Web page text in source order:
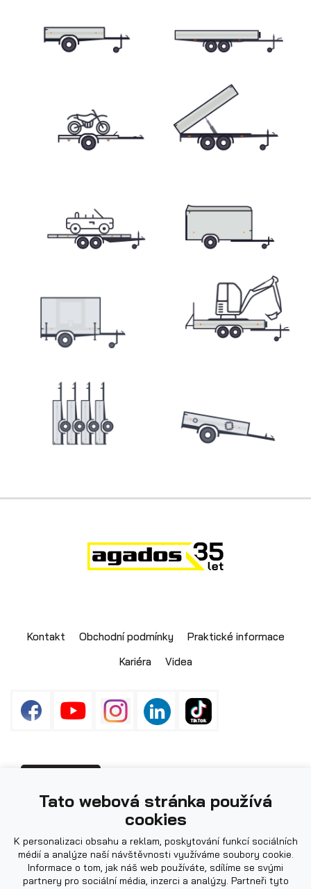
Přepravníky minibagrů
Kontakt Obchodní podmínky
Praktické informace
Kariéra
Videa
ilustrační.
Tato webová stránka používá
cookies
K personalizaci obsahu a reklam, poskytování funkcí sociálních
médií a analýze naší návštěvnosti využíváme soubory cookie.
Informace o tom, jak náš web používáte, sdílíme se svými
partnery pro sociální média, inzerci a analýzy. Partneři tyto